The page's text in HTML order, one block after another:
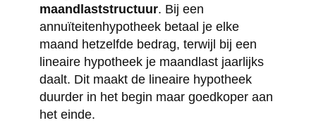
maandlaststructuur. Bij een
annuïteitenhypotheek betaal je elke
maand hetzelfde bedrag, terwijl bij een
lineaire hypotheek je maandlast jaarlijks
daalt. Dit maakt de lineaire hypotheek
duurder in het begin maar goedkoper aan
het einde.